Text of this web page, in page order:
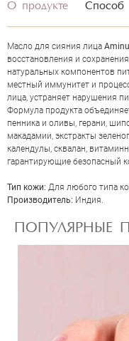
ОЦЕНКА
О продукте Способ
Масло для сияния лица
восстановления и
натуральных компонентов
местный иммунитет и
лица, устраняет нарушения
Формула продукта
пенника и оливы, герани,
макадамии, экстракты
календулы, сквалан,
гарантирующие безопасный
Тип кожи: Для любого типа
Производитель: Индия.
ПОПУЛЯРНЫЕ